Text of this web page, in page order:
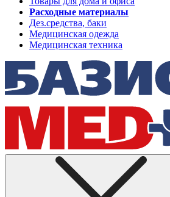
Расходные материалы
Дез.средства, баки
Медицинская одежда
Медицинская техника